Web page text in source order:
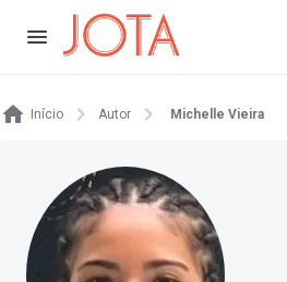
Início Autor Michelle Vieira